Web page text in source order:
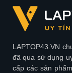
LAPTOP43.VN
đã qua sử dụng
cấp các sản